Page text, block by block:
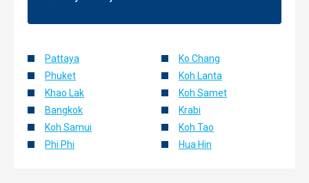
Pattaya
Phuket
Khao Lak
Bangkok
Koh Samui
Phi Phi
Ko Chang
Koh Lanta
Koh Samet
Krabi
Koh Tao
Hua Hin